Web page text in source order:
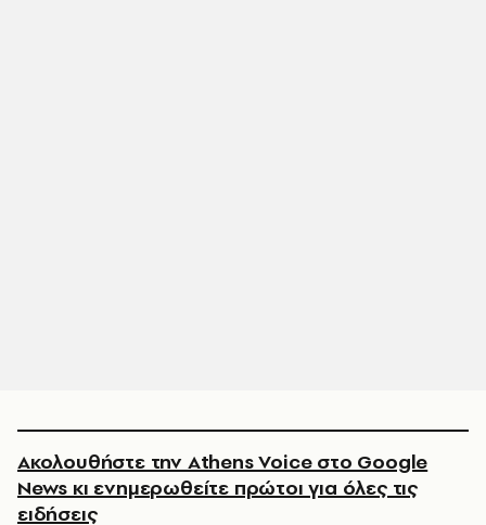
Ακολουθήστε την Athens Voice στο Google
News κι ενημερωθείτε πρώτοι για όλες τις
ειδήσεις